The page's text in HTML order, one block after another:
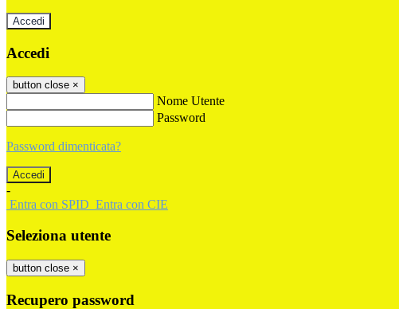
Accedi
Accedi
button close ×
Nome Utente
Password
Password dimenticata?
-
Entra con SPID Entra con CIE
Seleziona utente
button close ×
Recupero password